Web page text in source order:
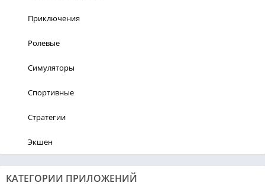
Приключения
Ролевые
Симуляторы
Спортивные
Стратегии
Экшен
КАТЕГОРИИ ПРИЛОЖЕНИЙ